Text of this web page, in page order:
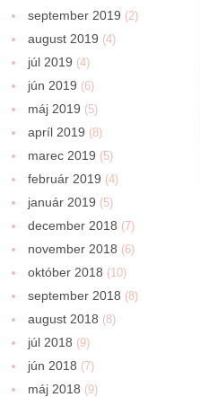
september 2019 (2)
august 2019 (4)
júl 2019 (4)
jún 2019 (6)
máj 2019 (5)
apríl 2019 (8)
marec 2019 (5)
február 2019 (4)
január 2019 (5)
december 2018 (7)
november 2018 (6)
október 2018 (10)
september 2018 (8)
august 2018 (8)
júl 2018 (9)
jún 2018 (7)
máj 2018 (9)